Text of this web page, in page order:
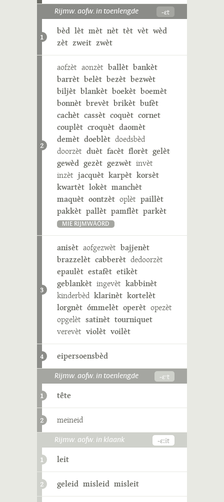
Rijmw. aofw. in toenlengde -ɛt
1
bèd lèt mèt nèt tèt vèt wèd
zèt zweit zwèt
2
aofzèt aonzèt ballèt bankèt
barrèt belèt bezèt bezwèt
biljèt blankèt boekèt boemèt
bonnèt brevèt brikèt bufèt
cachèt cassèt coquèt cornet
couplèt croquèt daomèt
demèt doeblèt doedsbèd
doorzèt duèt facèt florèt gelèt
gewèd gezèt gezwèt invèt
inzèt jacquèt karpèt korsèt
kwartèt lokèt manchèt
maquèt oontzèt oplèt paillèt
pakkèt pallèt pamflèt parkèt
MIE RIJMWÄÖRD
3
anisèt aofgezwèt bajjenèt
brazzelèt cabberèt dedoorzèt
epaulèt estafèt etikèt
geblankèt ingevèt kabbinèt
kinderbèd klarinèt kortelèt
lorgnèt ómmelèt operèt opezèt
opgelèt satinèt tourniquet
verevèt violèt voilèt
4 eipersoensbèd
Rijmw. aofw. in toenlengde -ɛˑt
1 tête
2 meineid
Rijmw. aofw. in klaank -ɛːit
1 leit
2 geleid misleid misleit